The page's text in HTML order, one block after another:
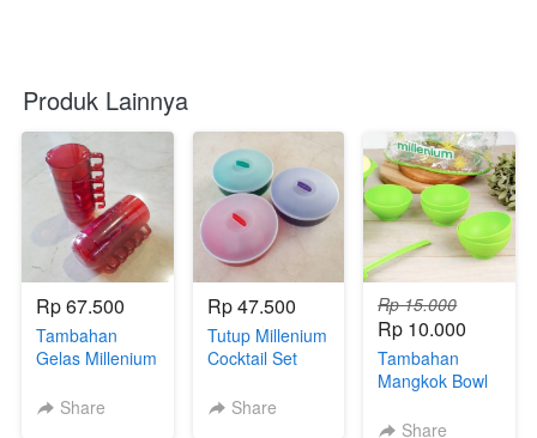
Produk Lainnya
Rp 67.500
Tambahan
Gelas Millenium
Share
Rp 47.500
Tutup Millenium
Cocktail Set
Share
Rp 15.000
Rp 10.000
Tambahan
Mangkok Bowl
Share